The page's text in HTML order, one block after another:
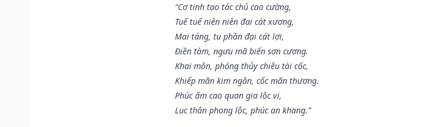
“Cơ tinh tạo tác chủ cao cường,
Tuế tuế niên niên đại cát xương,
Mai táng, tu phần đại cát lợi,
Điền tàm, ngưu mã biến sơn cương.
Khai môn, phóng thủy chiêu tài cốc,
Khiếp mãn kim ngân, cốc mãn thương.
Phúc ấm cao quan gia lộc vị,
Lục thân phong lộc, phúc an khang.”